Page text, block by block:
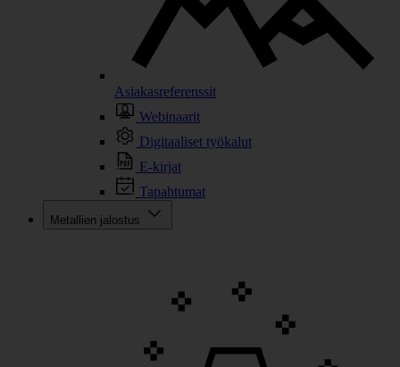
Asiakasreferenssit
Webinaarit
Digitaaliset työkalut
E-kirjat
Tapahtumat
Metallien jalostus